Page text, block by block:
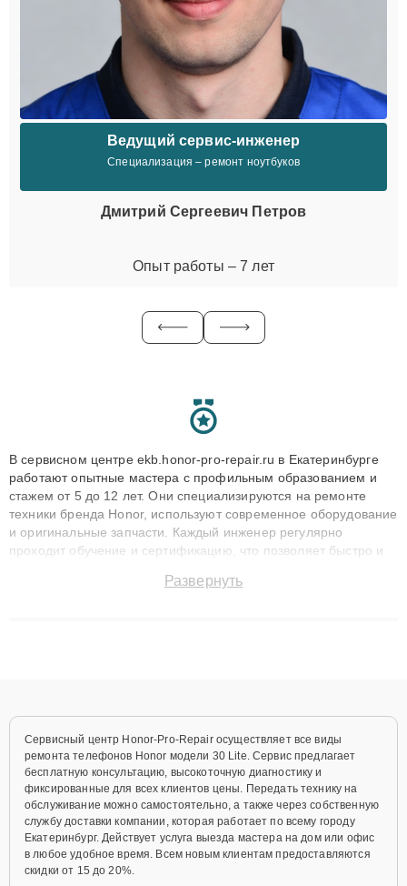
Ведущий сервис-инженер
Специализация – ремонт ноутбуков
Дмитрий Сергеевич Петров
Опыт работы – 7 лет
В сервисном центре ekb.honor-pro-repair.ru в Екатеринбурге
работают опытные мастера с профильным образованием и
стажем от 5 до 12 лет. Они специализируются на ремонте
техники бренда Honor, используют современное оборудование
и оригинальные запчасти. Каждый инженер регулярно
проходит обучение и сертификацию, что позволяет быстро и
сохранением гарантии до 3 лет. Наши мастера решают
Развернуть
Сервисный центр Honor-Pro-Repair осуществляет все виды
ремонта телефонов Honor модели 30 Lite. Сервис предлагает
бесплатную консультацию, высокоточную диагностику и
фиксированные для всех клиентов цены. Передать технику на
обслуживание можно самостоятельно, а также через собственную
службу доставки компании, которая работает по всему городу
Екатеринбург. Действует услуга выезда мастера на дом или офис
в любое удобное время. Всем новым клиентам предоставляются
скидки от 15 до 20%.